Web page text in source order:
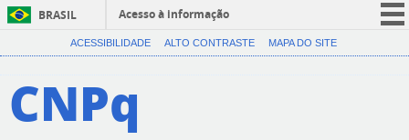
BRASIL
Acesso à informação
CORONAVÍRUS (COVID-19)
ACESSIBILIDADE ALTO CONTRASTE MAPA DO SITE
CNPq